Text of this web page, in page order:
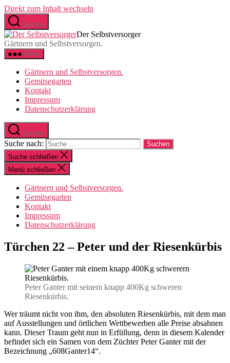
Direkt zum Inhalt wechseln
Suchen
Der Selbstversorger
Gärtnern und Selbstversorgen.
Menü
Gärtnern und Selbstversorgen.
Gemüsegarten
Kontakt
Impressum
Datenschutzerklärung
Suchen
Suche nach:
Suche schließen
Menü schließen
Gärtnern und Selbstversorgen.
Gemüsegarten
Kontakt
Impressum
Datenschutzerklärung
Türchen 22 – Peter und der Riesenkürbis
Peter Ganter mit seinem knapp 400Kg schweren
Riesenkürbis.
Wer träumt nicht von ihm, den absoluten Riesenkürbis, mit dem man
auf Ausstellungen und örtlichen Wettbewerben alle Preise absahnen
kann. Dieser Traum geht nun in Erfüllung, denn in diesem Kalender
befindet sich ein Samen von dem Züchter Peter Ganter mit der
Bezeichnung „608Ganter14“.